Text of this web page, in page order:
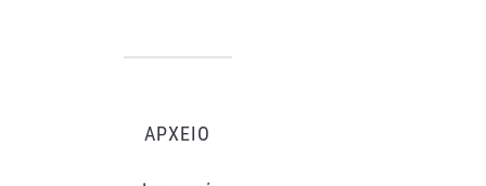
ΑΡΧΕΊΟ